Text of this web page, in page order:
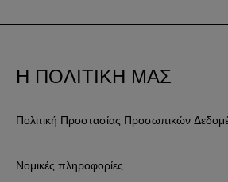
Η ΠΟΛΙΤΙΚΗ ΜΑΣ
Πολιτική Προστασίας Προσωπικών
Νομικές πληροφορίες